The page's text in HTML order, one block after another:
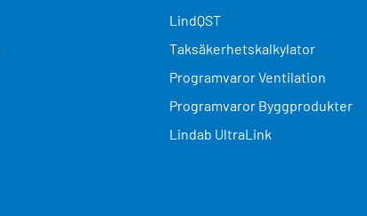
LindQST
Taksäkerhetskalkylator
Programvaror Ventilation
Programvaror Byggprodukter
Lindab UltraLink